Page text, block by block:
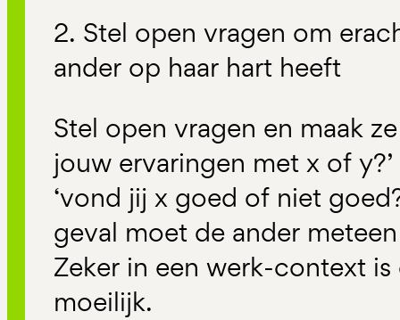
2. Stel open vragen om
ander op haar hart heeft
Stel open vragen en maak
jouw ervaringen met x of
‘vond jij x goed of niet
geval moet de ander
Zeker in een werk-context
moeilijk.